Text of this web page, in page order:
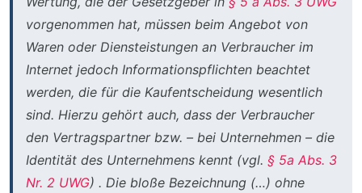
vorgenommen hat, müssen beim Angebot von
Waren oder Diensteistungen an Verbraucher im
Internet jedoch Informationspflichten beachtet
werden, die für die Kaufentscheidung wesentlich
sind. Hierzu gehört auch, dass der Verbraucher
den Vertragspartner bzw. – bei Unternehmen – die
Identität des Unternehmens kennt (vgl. § 5a Abs. 3
Nr. 2 UWG) . Die bloße Bezeichnung (…) ohne